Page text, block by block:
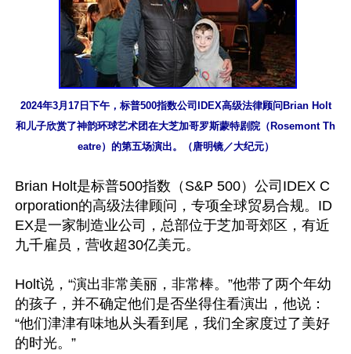
2024年3月17日下午，标普500指数公司IDEX高级法律顾问Brian Holt
和儿子欣赏了神韵环球艺术团在大芝加哥罗斯蒙特剧院（Rosemont Th
eatre）的第五场演出。（唐明镜／大纪元）
Brian Holt是标普500指数（S&P 500）公司IDEX C
orporation的高级法律顾问，专项全球贸易合规。ID
EX是一家制造业公司，总部位于芝加哥郊区，有近
九千雇员，营收超30亿美元。
Holt说，“演出非常美丽，非常棒。”他带了两个年幼
的孩子，并不确定他们是否坐得住看演出，他说：
“他们津津有味地从头看到尾，我们全家度过了美好
的时光。”